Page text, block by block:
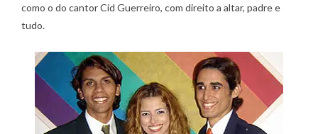
como o do cantor Cid Guerreiro, com direito a altar, padre e
tudo.